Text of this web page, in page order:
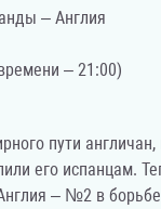
– Англия
– 21:00)
пути
его испанцам.
– №2 в